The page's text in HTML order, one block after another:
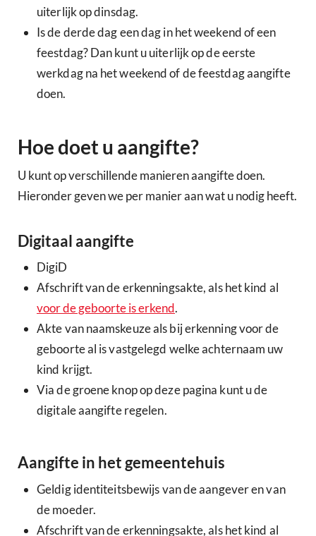
uiterlijk op dinsdag.
Is de derde dag een dag in het weekend of een
feestdag? Dan kunt u uiterlijk op de eerste
werkdag na het weekend of de feestdag aangifte
doen.
Hoe doet u aangifte?
U kunt op verschillende manieren aangifte doen.
Hieronder geven we per manier aan wat u nodig heeft.
Digitaal aangifte
DigiD
Afschrift van de erkenningsakte, als het kind al
voor de geboorte is erkend.
Akte van naamskeuze als bij erkenning voor de
geboorte al is vastgelegd welke achternaam uw
kind krijgt.
Via de groene knop op deze pagina kunt u de
digitale aangifte regelen.
Aangifte in het gemeentehuis
Geldig identiteitsbewijs van de aangever en van
de moeder.
Afschrift van de erkenningsakte, als het kind al